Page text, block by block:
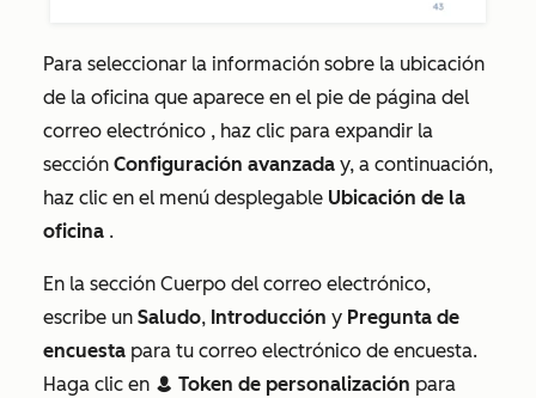
Para seleccionar la información sobre la ubicación
de la oficina que aparece en el pie de página del
correo electrónico , haz clic para expandir la
sección Configuración avanzada y, a continuación,
haz clic en el menú desplegable Ubicación de la
oficina .
En la sección Cuerpo del correo electrónico,
escribe un Saludo, Introducción y Pregunta de
encuesta para tu correo electrónico de encuesta.
Haga clic en contacts Token de personalización para